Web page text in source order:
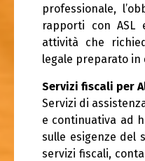
professionale,
rapporti con
attività che
legale preparato in
Servizi fiscali per
Servizi di
e continuativa ad
sulle esigenze del
servizi fiscali,